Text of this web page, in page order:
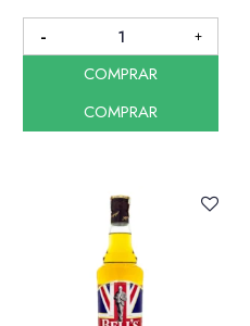
COMPRAR
COMPRAR